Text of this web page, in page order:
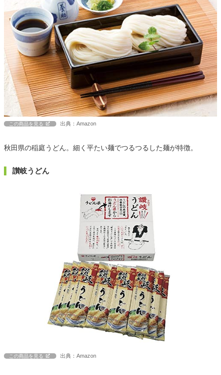
この商品を見る 出典：Amazon
秋田県の稲庭うどん。細く平たい麺でつるつるした麺が特徴。
讃岐うどん
この商品を見る 出典：Amazon